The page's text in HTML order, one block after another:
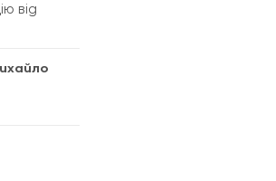
від